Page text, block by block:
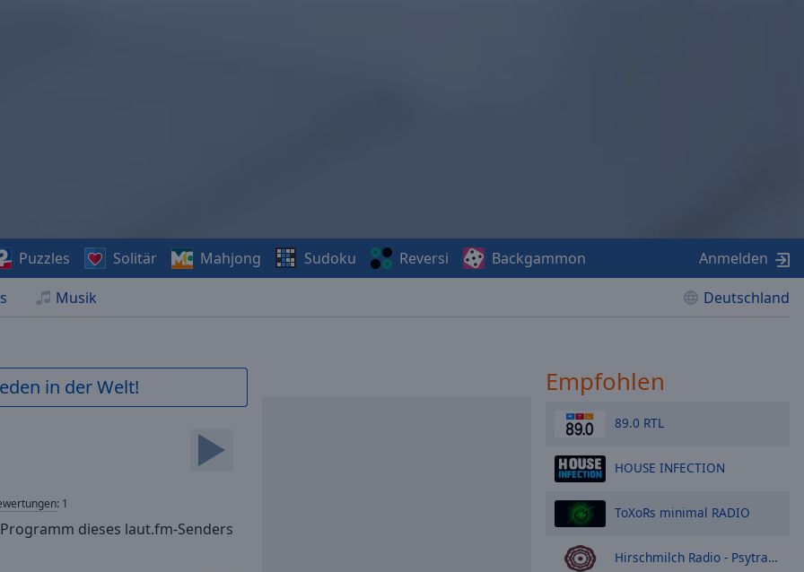
Musik Deutschland
Puzzles Solitär Mahjong Sudoku Reversi Backgammon Anmelden
in der Welt!
: 1
dieses laut.fm-Senders
Empfohlen
89.0 RTL
HOUSE INFECTION
ToXoRs minimal RADIO
Hirschmilch Radio - Psytrance